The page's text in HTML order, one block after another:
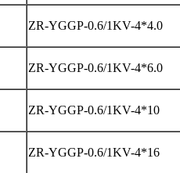
ZR-YGGP-0.6/1KV-4*4.0
ZR-YGGP-0.6/1KV-4*6.0
ZR-YGGP-0.6/1KV-4*10
ZR-YGGP-0.6/1KV-4*16